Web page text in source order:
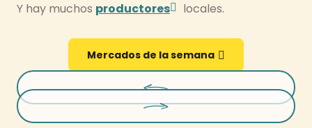
Y hay muchos productores locales.
Mercados de la semana